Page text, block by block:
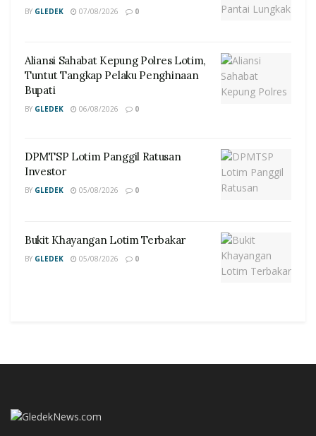
BY GLEDEK 07/08/2026 0
Aliansi Sahabat Kepung Polres Lotim,
Tuntut Tangkap Pelaku Penghinaan
Bupati
BY GLEDEK 06/08/2026 0
DPMTSP Lotim Panggil Ratusan
Investor
BY GLEDEK 05/08/2026 0
Bukit Khayangan Lotim Terbakar
BY GLEDEK 05/08/2026 0